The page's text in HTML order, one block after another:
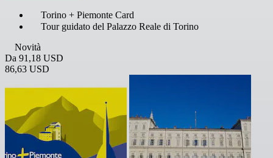
Torino + Piemonte Card
Tour guidato del Palazzo Reale di Torino
Novità
Da 91,18 USD
86,63 USD